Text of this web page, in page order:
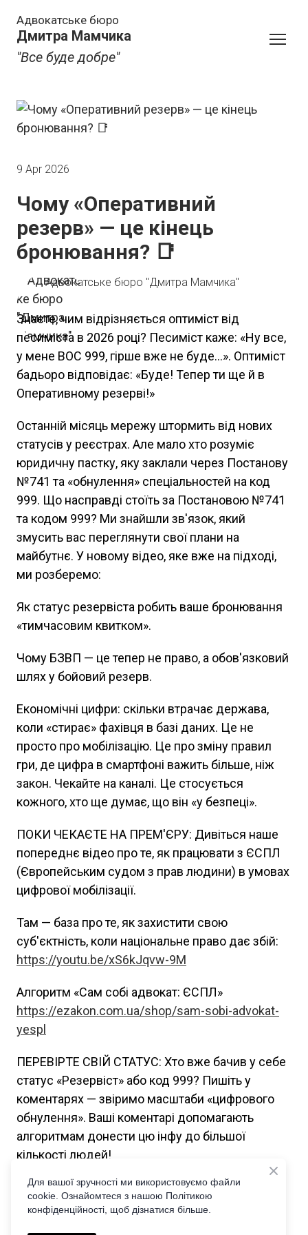
Адвокатське бюро
Дмитра Мамчика
"Все буде добре"
9 Apr 2026
Чому «Оперативний
резерв» — це кінець
бронювання? 📑
Адвокатське бюро "Дмитра Мамчика"
Знаєте, чим відрізняється оптиміст від
песиміста в 2026 році? Песиміст каже: «Ну все,
у мене ВОС 999, гірше вже не буде...». Оптиміст
бадьоро відповідає: «Буде! Тепер ти ще й в
Оперативному резерві!»
Останній місяць мережу штормить від нових
статусів у реєстрах. Але мало хто розуміє
юридичну пастку, яку заклали через Постанову
№741 та «обнулення» спеціальностей на код
999. Що насправді стоїть за Постановою №741
та кодом 999? Ми знайшли зв'язок, який
змусить вас переглянути свої плани на
майбутнє. У новому відео, яке вже на підході,
ми розберемо:
Як статус резервіста робить ваше бронювання
«тимчасовим квитком».
Чому БЗВП — це тепер не право, а обов'язковий
шлях у бойовий резерв.
Економічні цифри: скільки втрачає держава,
коли «стирає» фахівця в базі даних. Це не
просто про мобілізацію. Це про зміну правил
гри, де цифра в смартфоні важить більше, ніж
закон. Чекайте на каналі. Це стосується
кожного, хто ще думає, що він «у безпеці».
ПОКИ ЧЕКАЄТЕ НА ПРЕМ'ЄРУ: Дивіться наше
попереднє відео про те, як працювати з ЄСПЛ
(Європейським судом з прав людини) в умовах
цифрової мобілізації.
Там — база про те, як захистити свою
суб'єктність, коли національне право дає збій:
https://youtu.be/xS6kJqvw-9M
Алгоритм «Сам собі адвокат: ЄСПЛ»
https://ezakon.com.ua/shop/sam-sobi-advokat-
yespl
ПЕРЕВІРТЕ СВІЙ СТАТУС: Хто вже бачив у себе
статус «Резервіст» або код 999? Пишіть у
коментарях — звіримо масштаби «цифрового
обнулення». Ваші коментарі допомагають
алгоритмам донести цю інфу до більшої
кількості людей!
#РезервПлюс #Оберіг #Мобілізація2026
#Бронювання #ВОС999 #ОперативнийРезерв
Для вашої зручності ми використовуємо файли
cookie. Ознайомтеся з нашою Політикою
конфіденційності, щоб дізнатися більше.